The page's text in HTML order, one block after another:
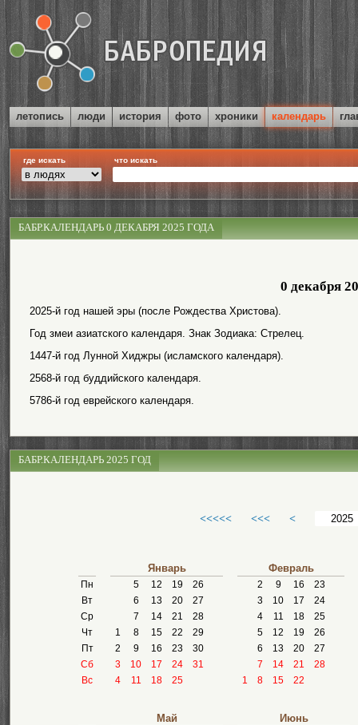
летопись люди история фото хроники календарь
где искать что искать
БАБР.КАЛЕНДАРЬ 0 ДЕКАБРЯ 2025 ГОДА
0 декабря
2025-й год нашей эры (после Рождества Христова).
Год змеи азиатского календаря. Знак Зодиака: Стрелец.
1447-й год Лунной Хиджры (исламского календаря).
2568-й год буддийского календаря.
5786-й год еврейского календаря.
БАБР.КАЛЕНДАРЬ 2025 ГОД
<<<<< <<< <
Пн
Вт
Ср
Чт
Пт
Сб
Вс
Январь
5 12 19
26
6
13 20
27
7
14 21
28
1
8 15 22
29
2
9 16 23
30
3
10 17 24
31
4
11 18 25
Февраль
2 9 16
23
3
10 17
24
4
11 18
25
5
12 19
26
6
13 20
27
7
14 21
28
1
8 15 22
Май Июнь